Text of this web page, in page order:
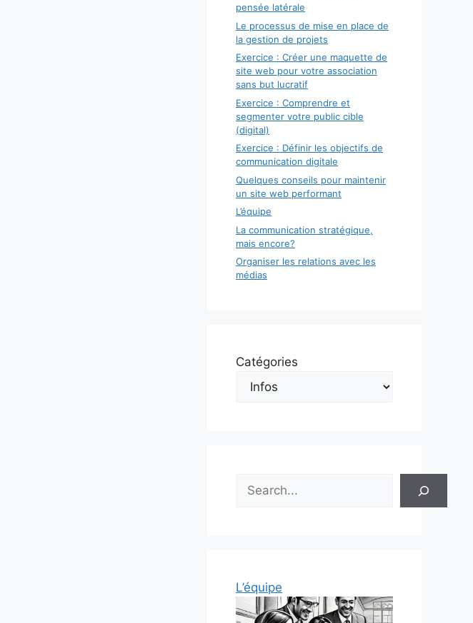
pensée latérale
Le processus de mise en place de
la gestion de projets
Exercice : Créer une maquette de
site web pour votre association
sans but lucratif
Exercice : Comprendre et
segmenter votre public cible
(digital)
Exercice : Définir les objectifs de
communication digitale
Quelques conseils pour maintenir
un site web performant
L’équipe
La communication stratégique,
mais encore?
Organiser les relations avec les
médias
Catégories
Rechercher
L’équipe